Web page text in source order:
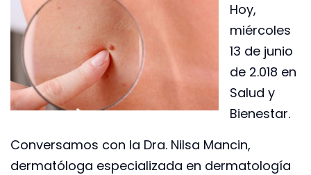
Hoy,
miércoles
13 de junio
de 2.018 en
Salud y
Bienestar.
Conversamos con la Dra. Nilsa Mancin,
dermatóloga especializada en dermatología